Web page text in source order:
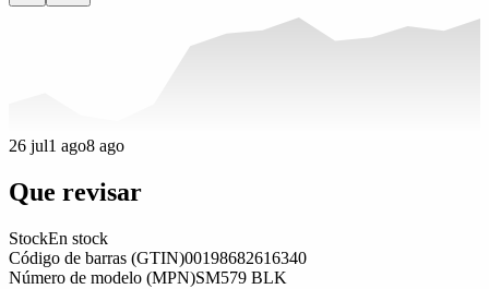
26 jul1 ago8 ago
Que revisar
StockEn stock
Código de barras (GTIN)00198682616340
Número de modelo (MPN)SM579 BLK